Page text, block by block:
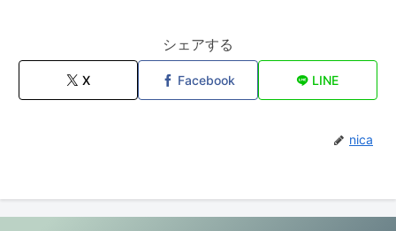
シェアする
X Facebook LINE
nica